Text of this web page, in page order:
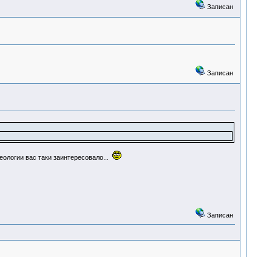
Записан
Записан
вас таки заинтересовало...
Записан